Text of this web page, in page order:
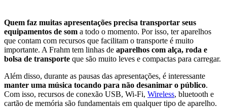
Quem faz muitas apresentações precisa transportar seus
equipamentos de som a todo o momento. Por isso, ter aparelhos
que contam com recursos que facilitam o transporte é muito
importante. A Frahm tem linhas de aparelhos com alça, roda e
bolsa de transporte que são muito leves e compactas para carregar.
Além disso, durante as pausas das apresentações, é interessante
manter uma música tocando para não desanimar o público.
Com isso, recursos de conexão USB, Wi-Fi, Wireless, bluetooth e
cartão de memória são fundamentais em qualquer tipo de aparelho.